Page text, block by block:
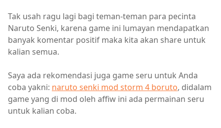
Tak usah ragu lagi bagi teman-teman para pecinta
Naruto Senki, karena game ini lumayan mendapatkan
banyak komentar positif maka kita akan share untuk
kalian semua.
Saya ada rekomendasi juga game seru untuk Anda
coba yakni: naruto senki mod storm 4 boruto, didalam
game yang di mod oleh affiw ini ada permainan seru
untuk kalian coba.